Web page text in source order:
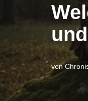
von